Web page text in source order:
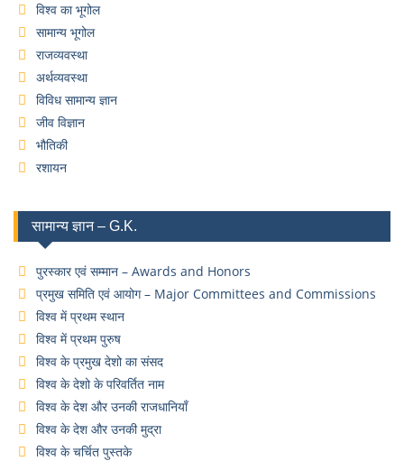
विश्व का भूगोल
सामान्य भूगोल
राजव्यवस्था
अर्थव्यवस्था
विविध सामान्य ज्ञान
जीव विज्ञान
भौतिकी
रशायन
सामान्य ज्ञान – G.K.
पुरस्कार एवं सम्मान – Awards and Honors
प्रमुख समिति एवं आयोग – Major Committees and Commissions
विश्व में प्रथम स्थान
विश्व में प्रथम पुरुष
विश्व के प्रमुख देशो का संसद
विश्व के देशो के परिवर्तित नाम
विश्व के देश और उनकी राजधानियाँ
विश्व के देश और उनकी मुद्रा
विश्व के चर्चित पुस्तके